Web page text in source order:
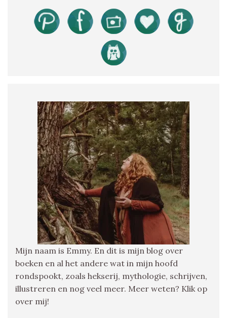
Mijn naam is Emmy. En dit is mijn blog over
boeken en al het andere wat in mijn hoofd
rondspookt, zoals hekserij, mythologie, schrijven,
illustreren en nog veel meer. Meer weten? Klik op
over mij!